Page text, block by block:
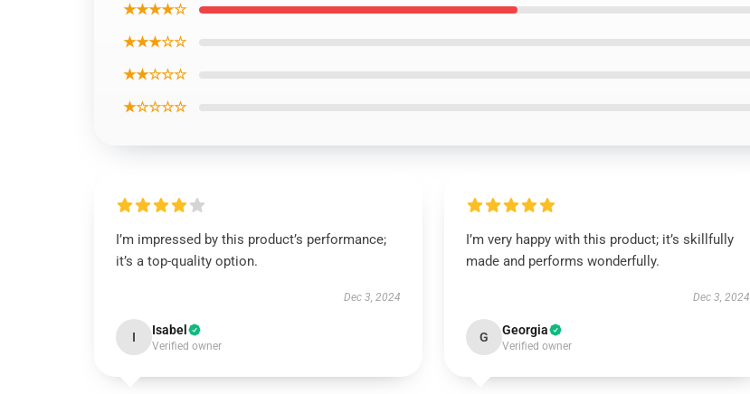
★★★★☆
★★★☆☆
★★☆☆☆
★☆☆☆☆
I’m impressed by this product’s performance;
it’s a top-quality option.
Dec 3, 2024
I Isabel
Verified owner
I’m very happy with this product; it’s skillfully
made and performs wonderfully.
Dec 3, 2024
G Georgia
Verified owner